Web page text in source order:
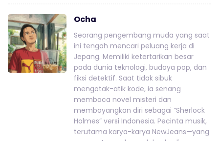
Ocha
Seorang pengembang muda yang saat
ini tengah mencari peluang kerja di
Jepang. Memiliki ketertarikan besar
pada dunia teknologi, budaya pop, dan
fiksi detektif. Saat tidak sibuk
mengotak-atik kode, ia senang
membaca novel misteri dan
membayangkan diri sebagai “Sherlock
Holmes” versi Indonesia. Pecinta musik,
terutama karya-karya NewJeans—yang